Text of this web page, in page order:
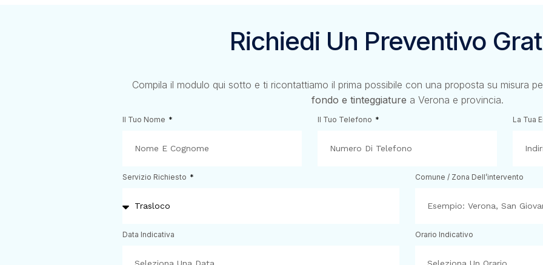
Richiedi Un Preventivo
Compila il modulo qui sotto e ti ricontattiamo il prima possibile con una proposta su misura
fondo e tinteggiature a Verona e provincia.
Il Tuo Nome Il Tuo Telefono La Tua
Servizio Richiesto Comune / Zona Dell’intervento
Data Indicativa Orario Indicativo